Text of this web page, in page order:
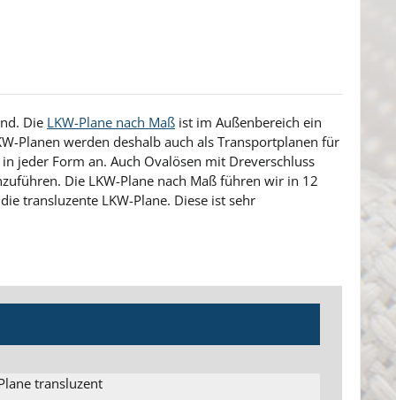
Die LKW-Plane nach Maß ist im Außenbereich ein
Planen werden deshalb auch als Transportplanen für
jeder Form an. Auch Ovalösen mit Dreverschluss
Die LKW-Plane nach Maß führen wir in 12
transluzente LKW-Plane. Diese ist sehr